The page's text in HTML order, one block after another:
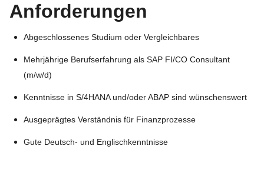
Anforderungen
Abgeschlossenes Studium oder Vergleichbares
Mehrjährige Berufserfahrung als SAP FI/CO Consultant
(m/w/d)
Kenntnisse in S/4HANA und/oder ABAP sind wünschenswert
Ausgeprägtes Verständnis für Finanzprozesse
Gute Deutsch- und Englischkenntnisse